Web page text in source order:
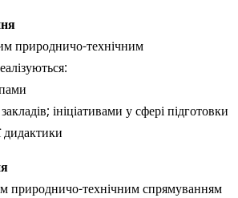
природничо-технічним
ініціативами у сфері підготовки
дидактики
природничо-технічним спрямуванням